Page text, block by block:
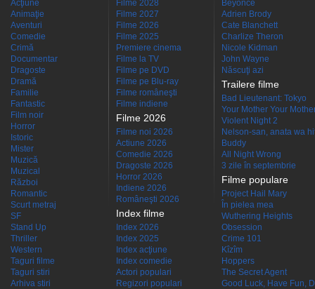
Acţiune
Animaţie
Aventuri
Comedie
Crimă
Documentar
Dragoste
Dramă
Familie
Fantastic
Film noir
Horror
Istoric
Mister
Muzică
Muzical
Război
Romantic
Scurt metraj
SF
Stand Up
Thriller
Western
Taguri filme
Taguri stiri
Arhiva stiri
Filme 2028
Filme 2027
Filme 2026
Filme 2025
Premiere cinema
Filme la TV
Filme pe DVD
Filme pe Blu-ray
Filme româneşti
Filme indiene
Filme 2026
Filme noi 2026
Actiune 2026
Comedie 2026
Dragoste 2026
Horror 2026
Indiene 2026
Româneşti 2026
Index filme
Index 2026
Index 2025
Index acţiune
Index comedie
Actori populari
Regizori populari
Beyoncé
Adrien Brody
Cate Blanchett
Charlize Theron
Nicole Kidman
John Wayne
Născuţi azi
Trailere filme
Bad Lieutenant: Tokyo
Your Mother Your
Violent Night 2
Nelson-san, anata wa
Buddy
All Night Wrong
3 zile în septembrie
Filme populare
Project Hail Mary
În pielea mea
Wuthering Heights
Obsession
Crime 101
Kîzîm
Hoppers
The Secret Agent
Good Luck, Have Fun,